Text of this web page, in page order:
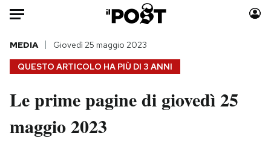
Auto
HOME
Italia
Politica
Moda
QUESTO ARTICOLO HA PIÙ DI 3 ANNI
MEDIA Giovedì 25 maggio 2023
Le prime pagine di giovedì 25
maggio 2023